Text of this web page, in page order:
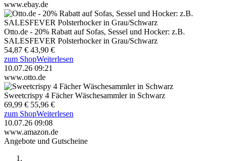
www.ebay.de
Otto.de - 20% Rabatt auf Sofas, Sessel und Hocker: z.B.
SALESFEVER Polsterhocker in Grau/Schwarz
54,87 € 43,90 €
zum ShopWeiterlesen
10.07.26 09:21
www.otto.de
Sweetcrispy 4 Fächer Wäschesammler in Schwarz
69,99 € 55,96 €
zum ShopWeiterlesen
10.07.26 09:08
www.amazon.de
Angebote und Gutscheine